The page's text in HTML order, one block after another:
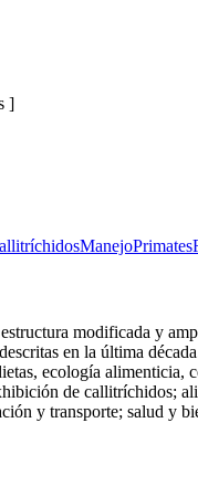
]
ManejoPrimates
modificada y
en la última
ecología
de callitríchidos;
y transporte; salud y